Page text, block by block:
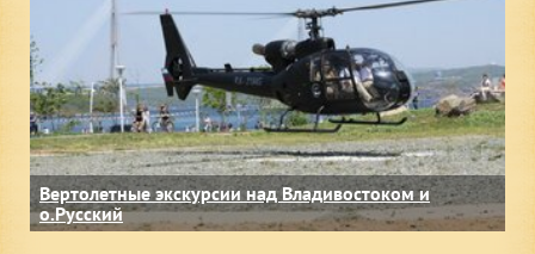
Вертолетные экскурсии над Владивостоком и
о.Русский